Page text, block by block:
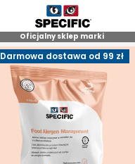
Oficjalny sklep marki
Darmowa dostawa od 99 zł